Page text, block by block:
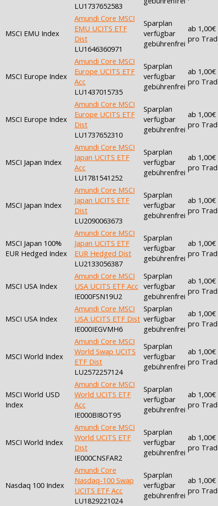
LU1737652583
MSCI EMU Index
Amundi Core MSCI
EMU UCITS ETF
Dist
LU1646360971
Sparplan
verfügbar
gebührenfrei
ab 1,00€
pro
MSCI Europe Index
Amundi Core MSCI
Europe UCITS ETF
Acc
LU1437015735
Sparplan
verfügbar
gebührenfrei
ab 1,00€
pro
MSCI Europe Index
Amundi Core MSCI
Europe UCITS ETF
Dist
LU1737652310
Sparplan
verfügbar
gebührenfrei
ab 1,00€
pro
MSCI Japan Index
Amundi Core MSCI
Japan UCITS ETF
Acc
LU1781541252
Sparplan
verfügbar
gebührenfrei
ab 1,00€
pro
MSCI Japan Index
Amundi Core MSCI
Japan UCITS ETF
Dist
LU2090063673
Sparplan
verfügbar
gebührenfrei
ab 1,00€
pro
MSCI Japan 100%
EUR Hedged Index
Amundi Core MSCI
Japan UCITS ETF
EUR Hedged Dist
LU2133056387
Sparplan
verfügbar
gebührenfrei
ab 1,00€
pro
MSCI USA Index
Amundi Core MSCI
USA UCITS ETF Acc
IE000FSN19U2
Sparplan
verfügbar
gebührenfrei
ab 1,00€
pro
MSCI USA Index
Amundi Core MSCI
USA UCITS ETF Dist
IE000IEGVMH6
Sparplan
verfügbar
gebührenfrei
ab 1,00€
pro
MSCI World Index
Amundi Core MSCI
World Swap UCITS
ETF Dist
LU2572257124
Sparplan
verfügbar
gebührenfrei
ab 1,00€
pro
MSCI World USD
Index
Amundi Core MSCI
World UCITS ETF
Acc
IE000BI8OT95
Sparplan
verfügbar
gebührenfrei
ab 1,00€
pro
MSCI World Index
Amundi Core MSCI
World UCITS ETF
Dist
IE000CNSFAR2
Sparplan
verfügbar
gebührenfrei
ab 1,00€
pro
Nasdaq 100 Index
Amundi Core
Nasdaq-100 Swap
UCITS ETF Acc
LU1829221024
Sparplan
verfügbar
gebührenfrei
ab 1,00€
pro